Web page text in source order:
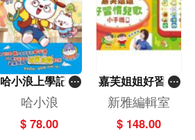
哈小浪上學記(1
3)——逃出神奇
博物館
哈小浪
$ 78.00
嘉芙姐姐好習慣
兒歌小手機
新雅編輯室
$ 148.00